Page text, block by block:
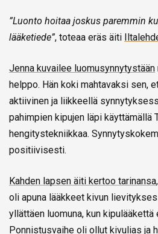
”Luonto hoitaa joskus paremmin
lääketiede”, toteaa eräs äiti
Jenna kuvailee luomusynnytystään
helppo. Hän koki mahtavaksi sen,
aktiivinen ja liikkeellä
pahimpien kipujen läpi käyttämällä
hengitystekniikkaa.
positiivisesti.
Kahden lapsen äiti kertoo tarinansa
oli apuna lääkkeet kivun
yllättäen luomuna, kun kipulääkettä
Ponnistusvaihe oli ollut kivulias ja